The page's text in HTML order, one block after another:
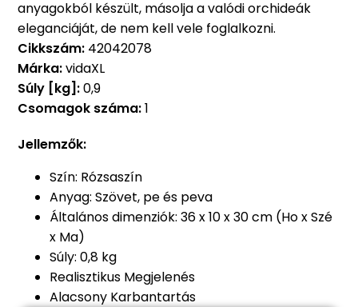
anyagokból készült, másolja a valódi orchideák
eleganciáját, de nem kell vele foglalkozni.
Cikkszám: 42042078
Márka:vidaXL
Súly [kg]:0,9
Csomagok száma:1
Jellemzők:
Szín: Rózsaszín
Anyag: Szövet, pe és peva
Általános dimenziók: 36 x 10 x 30 cm (Ho x Szé
x Ma)
Súly: 0,8 kg
Realisztikus Megjelenés
Alacsony Karbantartás